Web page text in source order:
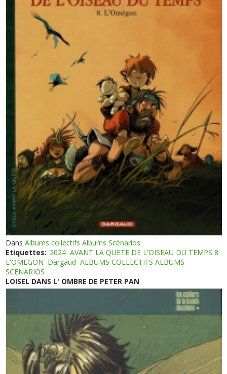
DansAlbums collectifs Albums Scénarios
Etiquettes: 2024 AVANT LA QUETE DE L'OISEAU DU TEMPS 8
L'OMEGON Dargaud ALBUMS COLLECTIFS ALBUMS
SCENARIOS
LOISEL DANS L' OMBRE DE PETER PAN